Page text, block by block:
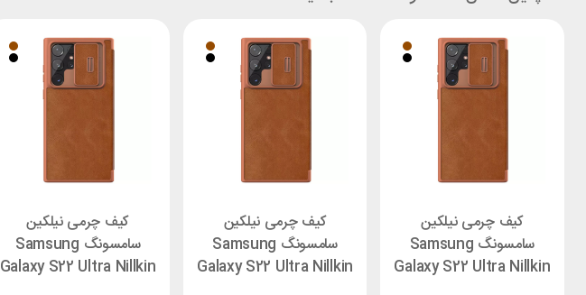
کیف چرمی نیلکین
سامسونگ Samsung
Galaxy S22 Ultra Nillkin
کیف چرمی نیلکین
سامسونگ Samsung
Galaxy S22 Ultra Nillkin
کیف چرمی نیلکین
سامسونگ Samsung
Galaxy S22 Ultra Nillkin